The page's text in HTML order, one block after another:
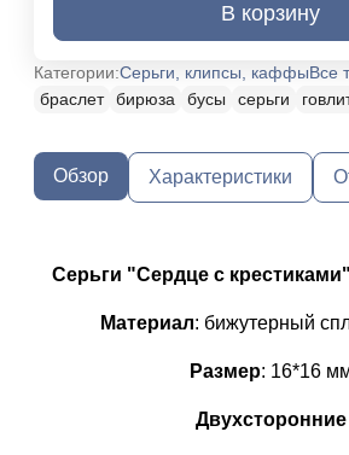
В корзину
Категории:Серьги, клипсы, каффыВсе
браслет
бирюза бусы серьги
Обзор Характеристики
Серьги "Сердце с
Материал: бижутерный
Размер: 16*16
Двухсторонние